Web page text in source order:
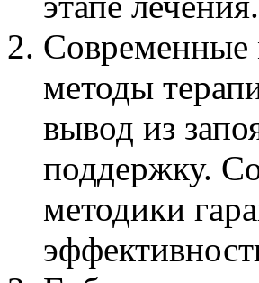
методы
вывод из
поддержку.
методики